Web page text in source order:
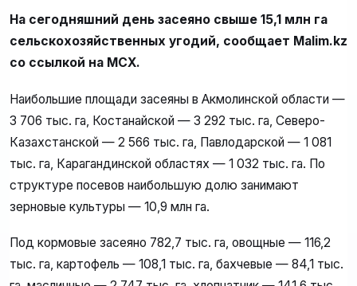
На сегодняшний день засеяно свыше 15,1 млн га
сельскохозяйственных угодий, сообщает Malim.kz
со ссылкой на МСХ.
Наибольшие площади засеяны в Акмолинской области —
3 706 тыс. га, Костанайской — 3 292 тыс. га, Северо-
Казахстанской — 2 566 тыс. га, Павлодарской — 1 081
тыс. га, Карагандинской областях — 1 032 тыс. га. По
структуре посевов наибольшую долю занимают
зерновые культуры — 10,9 млн га.
Под кормовые засеяно 782,7 тыс. га, овощные — 116,2
тыс. га, картофель — 108,1 тыс. га, бахчевые — 84,1 тыс.